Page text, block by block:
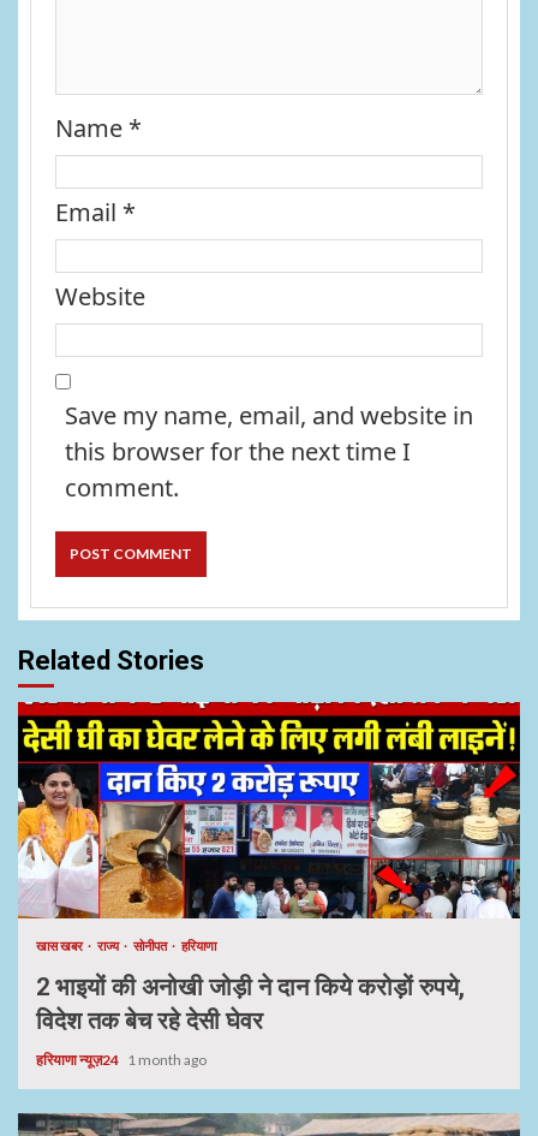
Name *
Email *
Website
Save my name, email, and website in
this browser for the next time I
comment.
Related Stories
खास खबर राज्य सोनीपत हरियाणा
2 भाइयों की अनोखी जोड़ी ने दान किये करोड़ों रुपये,
विदेश तक बेच रहे देसी घेवर
हरियाणा न्यूज़24 1 month ago